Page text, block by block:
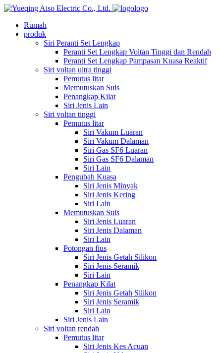
logo
Rumah
produk
Siri Peranti Set Lengkap
Peranti Set Lengkap Voltan Tinggi dan Rendah
Peranti Set Lengkap Pampasan Kuasa Reaktif
Siri voltan ultra tinggi
Pemutus litar
Memutuskan Suis
Penangkap Kilat
Siri Jenis Lain
Siri voltan tinggi
Pemutus litar
Siri Vakum Luaran
Siri Vakum Dalaman
Siri Gas SF6 Luaran
Siri Gas SF6 Dalaman
Siri Lain
Pengubah Kuasa
Siri Jenis Minyak
Siri Jenis Kering
Siri Lain
Memutuskan Suis
Siri Jenis Luaran
Siri Jenis Dalaman
Siri Lain
Potongan fius
Siri Jenis Getah Silikon
Siri Jenis Seramik
Siri Lain
Penangkap Kilat
Siri Jenis Getah Silikon
Siri Jenis Seramik
Siri Lain
Siri Jenis Lain
Siri voltan rendah
Pemutus litar
Siri Jenis Kes Acuan